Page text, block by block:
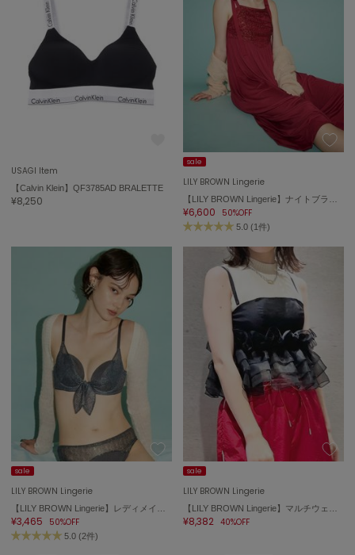
USAGI Item
【Calvin Klein】QF3785AD BRALETTE
¥8,250
sale
LILY BROWN Lingerie
¥6,600 50%OFF
5.0 (1件)
sale
LILY BROWN Lingerie
¥3,465 50%OFF
5.0 (2件)
sale
LILY BROWN Lingerie
¥8,382 40%OFF